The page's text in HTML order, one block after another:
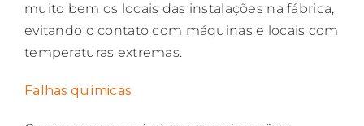
muito bem os locais das instalações na fábrica,
evitando o contato com máquinas e locais com
temperaturas extremas.
Falhas químicas